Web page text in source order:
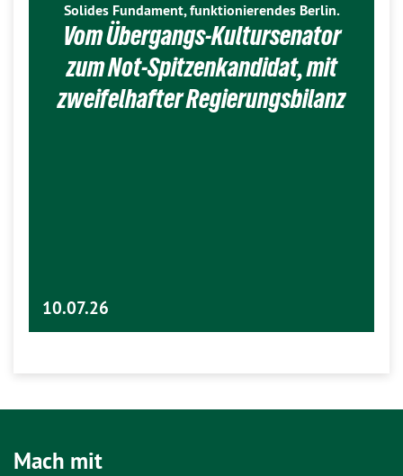
Solides Fundament, funktionierendes Berlin.
Vom Übergangs-Kultursenator
zum Not-Spitzenkandidat, mit
zweifelhafter Regierungsbilanz
10.07.26
Mach mit